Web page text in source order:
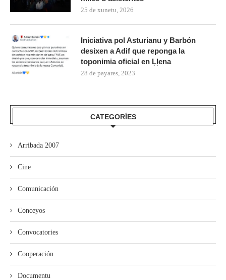
25 de xunetu, 2026
Iniciativa pol Asturianu y Barbón
desixen a Adif que reponga la
toponimia oficial en Ḷḷena
28 de payares, 2023
CATEGORÍES
Arribada 2007
Cine
Comunicación
Conceyos
Convocatories
Cooperación
Documentu